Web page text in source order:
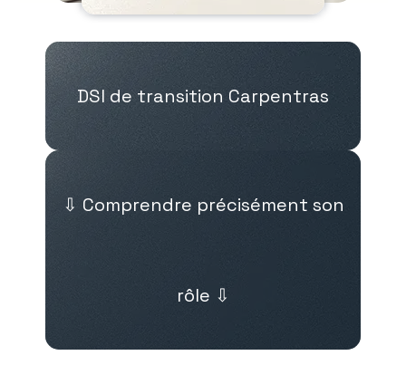
DSI de transition Carpentras
⇩ Comprendre précisément son
rôle ⇩